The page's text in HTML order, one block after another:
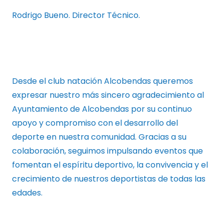
Rodrigo Bueno. Director Técnico.
Desde el club natación Alcobendas queremos
expresar nuestro más sincero agradecimiento al
Ayuntamiento de Alcobendas por su continuo
apoyo y compromiso con el desarrollo del
deporte en nuestra comunidad. Gracias a su
colaboración, seguimos impulsando eventos que
fomentan el espíritu deportivo, la convivencia y el
crecimiento de nuestros deportistas de todas las
edades.